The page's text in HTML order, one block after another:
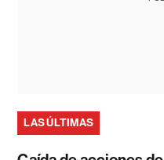
LAS ÚLTIMAS